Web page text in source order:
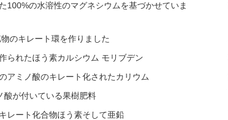
100%の水溶性のマグネシウムを基づかせていま
のキレート環を作りました
られたほう素カルシウム モリブデン
アミノ酸のキレート化されたカリウム
酸が付いている果樹肥料
レート化合物ほう素そして亜鉛